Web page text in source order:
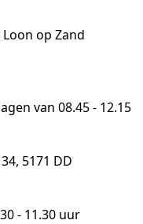
op Zand
van 08.45 - 12.15
5171 DD
- 11.30 uur